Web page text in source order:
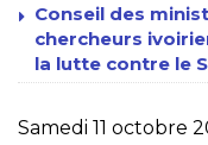
Conseil des
chercheurs
la lutte contre le
Samedi 11 octobre